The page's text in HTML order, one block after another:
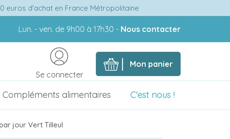
euros d'achat en France Métropolitaine
Lun. - ven. de 9h00 à 17h30 - Nous contacter
Mon panier
Se connecter
Compléments alimentaires C'est nous !
jour Vert Tilleul